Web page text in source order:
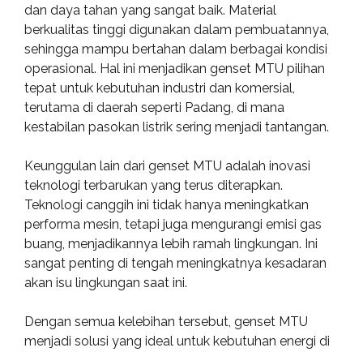
dan daya tahan yang sangat baik. Material
berkualitas tinggi digunakan dalam pembuatannya,
sehingga mampu bertahan dalam berbagai kondisi
operasional. Hal ini menjadikan genset MTU pilihan
tepat untuk kebutuhan industri dan komersial,
terutama di daerah seperti Padang, di mana
kestabilan pasokan listrik sering menjadi tantangan.
Keunggulan lain dari genset MTU adalah inovasi
teknologi terbarukan yang terus diterapkan.
Teknologi canggih ini tidak hanya meningkatkan
performa mesin, tetapi juga mengurangi emisi gas
buang, menjadikannya lebih ramah lingkungan. Ini
sangat penting di tengah meningkatnya kesadaran
akan isu lingkungan saat ini.
Dengan semua kelebihan tersebut, genset MTU
menjadi solusi yang ideal untuk kebutuhan energi di